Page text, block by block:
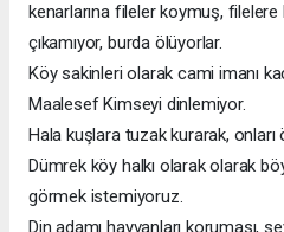
kenarlarına fileler koymuş,
çıkamıyor, burda ölüyorlar.
Köy sakinleri olarak cami imanı
Maalesef Kimseyi dinlemiyor.
Hala kuşlara tuzak kurarak, onları
Dümrek köy halkı olarak olarak
görmek istemiyoruz.
Din adamı hayvanları koruması,